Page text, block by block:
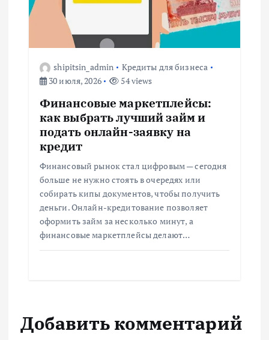
shipitsin_admin
Кредиты для бизнеса
30 июля, 2026
54 views
Финансовые маркетплейсы:
как выбрать лучший займ и
подать онлайн-заявку на
кредит
Финансовый рынок стал цифровым — сегодня
больше не нужно стоять в очередях или
собирать кипы документов, чтобы получить
деньги. Онлайн-кредитование позволяет
оформить займ за несколько минут, а
финансовые маркетплейсы делают…
Добавить комментарий